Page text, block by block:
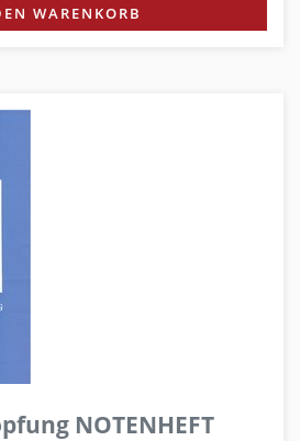
WARENKORB
NOTENHEFT